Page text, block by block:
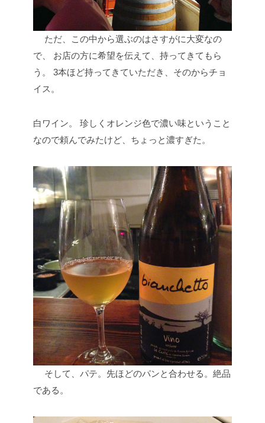
ただ、この中から選ぶのはさすがに大変なの
で、
お店の方に希望を伝えて、持ってきてもら
う。
3本ほど持ってきていただき、そのからチョ
イス。
白ワイン。
珍しくオレンジ色で濃い味ということ
なので頼んでみたけど、ちょっと濃すぎた。
そして、パテ。先ほどのパンと合わせる。絶品
である。